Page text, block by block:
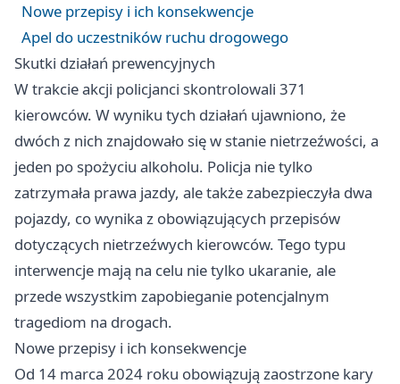
Nowe przepisy i ich konsekwencje
Apel do uczestników ruchu drogowego
Skutki działań prewencyjnych
W trakcie akcji policjanci skontrolowali 371
kierowców. W wyniku tych działań ujawniono, że
dwóch z nich znajdowało się w stanie nietrzeźwości, a
jeden po spożyciu alkoholu. Policja nie tylko
zatrzymała prawa jazdy, ale także zabezpieczyła dwa
pojazdy, co wynika z obowiązujących przepisów
dotyczących nietrzeźwych kierowców. Tego typu
interwencje mają na celu nie tylko ukaranie, ale
przede wszystkim zapobieganie potencjalnym
tragediom na drogach.
Nowe przepisy i ich konsekwencje
Od 14 marca 2024 roku obowiązują zaostrzone kary